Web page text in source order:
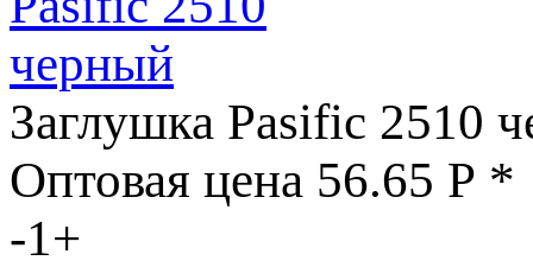
Заглушка Pasific 2510
Оптовая цена 56.65 Р *
-1+